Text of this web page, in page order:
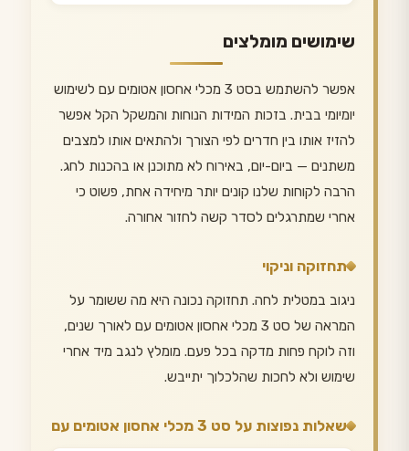
שימושים מומלצים
אפשר להשתמש בסט 3 מכלי אחסון אטומים עם לשימוש
יומיומי בבית. בזכות המידות הנוחות והמשקל הקל אפשר
להזיז אותו בין חדרים לפי הצורך ולהתאים אותו למצבים
משתנים — ביום-יום, באירוח לא מתוכנן או בהכנות לחג.
הרבה לקוחות שלנו קונים יותר מיחידה אחת, פשוט כי
אחרי שמתרגלים לסדר קשה לחזור אחורה.
תחזוקה וניקוי
ניגוב במטלית לחה. תחזוקה נכונה היא מה ששומר על
המראה של סט 3 מכלי אחסון אטומים עם לאורך שנים,
וזה לוקח פחות מדקה בכל פעם. מומלץ לנגב מיד אחרי
שימוש ולא לחכות שהלכלוך יתייבש.
שאלות נפוצות על סט 3 מכלי אחסון אטומים עם